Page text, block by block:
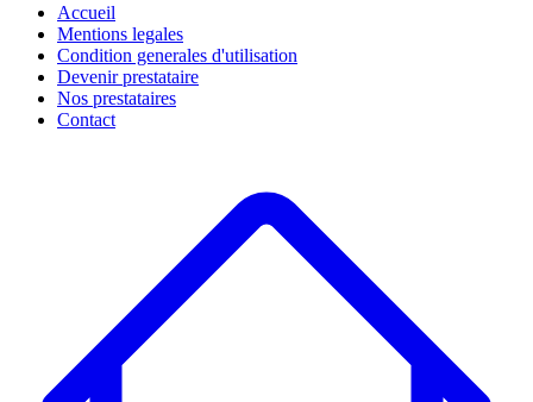
Accueil
Mentions legales
Condition generales d'utilisation
Devenir prestataire
Nos prestataires
Contact